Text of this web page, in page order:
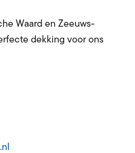
Waard en Zeeuws-
dekking voor ons